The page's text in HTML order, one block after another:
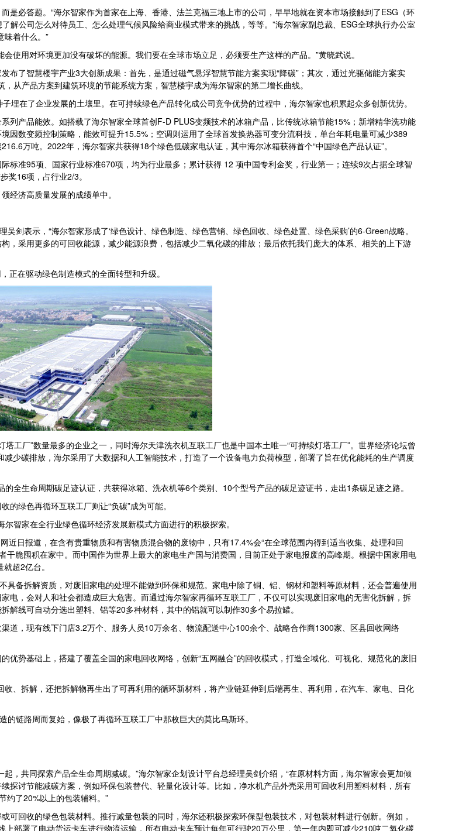
是必答题。“海尔智家作为首家在上海、香港、法兰克福三地上市的公司，早早地就在资本市场接触到了ESG（环
解公司怎么对待员工、怎么处理气候风险给商业模式带来的挑战，等等。”海尔智家副总裁、ESG全球执行办公室
味着什么。”
使用对环境更加没有破坏的能源。我们要在全球市场立足，必须要生产这样的产品。”黄晓武说。
了智慧楼宇产业3大创新成果：首先，是通过磁气悬浮智慧节能方案实现“降碳”；其次，通过光驱储能方案实
从产品方案到建筑环境的节能系统方案，智慧楼宇成为海尔智家的第二增长曲线。
在了企业发展的土壤里。在可持续绿色产品转化成公司竞争优势的过程中，海尔智家也积累起众多创新优势。
列产品能效。如搭载了海尔智家全球首创F-D PLUS变频技术的冰箱产品，比传统冰箱节能15%；新增精华洗功能
因数变频控制策略，能效可提升15.5%；空调则运用了全球首发换热器可变分流科技，单台年耗电量可减少389
万吨。2022年，海尔智家共获得18个绿色低碳家电认证，其中海尔冰箱获得首个“中国绿色产品认证”。
标准95项、国家行业标准670项，均为行业最多；累计获得 12 项中国专利金奖，行业第一；连续9次占据全球智
奖16项，占行业2/3。
经济高质量发展的成绩单中。
剑表示，“海尔智家形成了‘绿色设计、绿色制造、绿色营销、绿色回收、绿色处置、绿色采购’的6-Green战略。
，采用更多的可回收能源，减少能源浪费，包括减少二氧化碳的排放；最后依托我们庞大的体系、相关的上下游
正在驱动绿色制造模式的全面转型和升级。
工厂”数量最多的企业之一，同时海尔天津洗衣机互联工厂也是中国本土唯一“可持续灯塔工厂”。世界经济论坛曾
少碳排放，海尔采用了大数据和人工智能技术，打造了一个设备电力负荷模型，部署了旨在优化能耗的生产调度
全生命周期碳足迹认证，共获得冰箱、洗衣机等6个类别、10个型号产品的碳足迹证书，走出1条碳足迹之路。
绿色再循环互联工厂则让“负碳”成为可能。
智家在全行业绿色循环经济发展新模式方面进行的积极探索。
日报道，在含有贵重物质和有害物质混合物的废物中，只有17.4%会“在全球范围内得到适当收集、处理和回
脆囤积在家中。而中国作为世界上最大的家电生产国与消费国，目前正处于家电报废的高峰期。根据中国家用电
超2亿台。
具备拆解资质，对废旧家电的处理不能做到环保和规范。家电中除了铜、铝、钢材和塑料等原材料，还会普遍使用
电，会对人和社会都造成巨大危害。而通过海尔智家再循环互联工厂，不仅可以实现废旧家电的无害化拆解，拆
线可自动分选出塑料、铝等20多种材料，其中的铝就可以制作30多个易拉罐。
道，现有线下门店3.2万个、服务人员10万余名、物流配送中心100余个、战略合作商1300家、区县回收网络
势基础上，搭建了覆盖全国的家电回收网络，创新“五网融合”的回收模式，打造全域化、可视化、规范化的废旧
、拆解，还把拆解物再生出了可再利用的循环新材料，将产业链延伸到后端再生、再利用，在汽车、家电、日化
链路周而复始，像极了再循环互联工厂中那枚巨大的莫比乌斯环。
，共同探索产品全生命周期减碳。”海尔智家企划设计平台总经理吴剑介绍，“在原材料方面，海尔智家会更加倾
探讨节能减碳方案，例如环保包装替代、轻量化设计等。比如，净水机产品外壳采用可回收利用塑料材料，所有
约了20%以上的包装辅料。”
回收的绿色包装材料。推行减量包装的同时，海尔还积极探索环保型包装技术，对包装材料进行创新。例如，
部署了电动货运卡车进行物流运输，所有电动卡车预计每年可行驶20万公里，第一年内即可减少210吨二氧化碳